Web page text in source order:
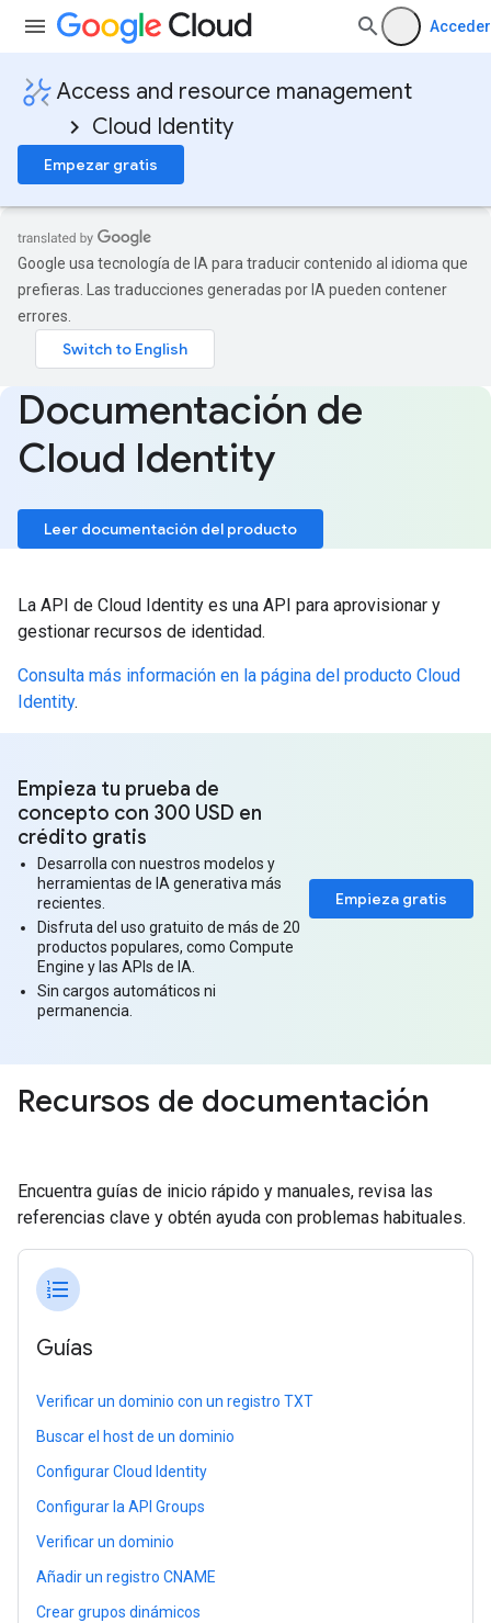
Acceder
Access and resource management
Cloud Identity
Empezar gratis
Google usa tecnología de IA para traducir contenido al idioma que
prefieras. Las traducciones generadas por IA pueden contener
errores.
Documentación de
Cloud Identity
Leer documentación del producto
La API de Cloud Identity es una API para aprovisionar y
gestionar recursos de identidad.
Consulta más información en la página del producto Cloud
Identity.
Empieza gratis
Empieza tu prueba de
concepto con 300 USD en
crédito gratis
Desarrolla con nuestros modelos y
herramientas de IA generativa más
recientes.
Disfruta del uso gratuito de más de 20
productos populares, como Compute
Engine y las APIs de IA.
Sin cargos automáticos ni
permanencia.
Recursos de documentación
Encuentra guías de inicio rápido y manuales, revisa las
referencias clave y obtén ayuda con problemas habituales.
format_list_numbered
Guías
Verificar un dominio con un registro TXT
Buscar el host de un dominio
Configurar Cloud Identity
Configurar la API Groups
Verificar un dominio
Añadir un registro CNAME
Crear grupos dinámicos